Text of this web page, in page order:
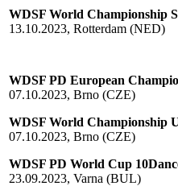
WDSF World Championship
13.10.2023, Rotterdam (NED)
WDSF PD European
07.10.2023, Brno (CZE)
WDSF World Championship
07.10.2023, Brno (CZE)
WDSF PD World Cup
23.09.2023, Varna (BUL)